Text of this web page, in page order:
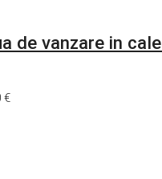
de vanzare in
€